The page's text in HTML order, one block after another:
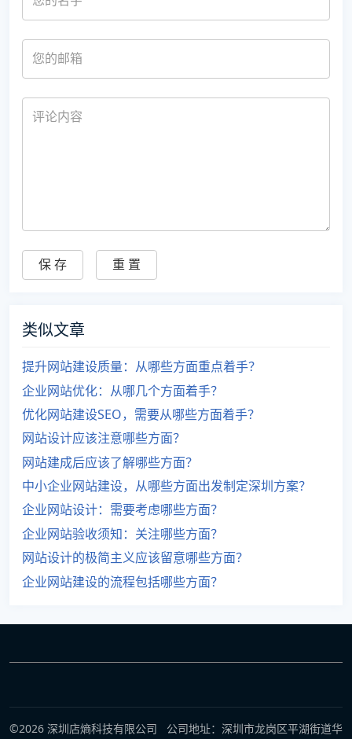
类似文章
提升网站建设质量：从哪些方面重点着手？
企业网站优化：从哪几个方面着手？
优化网站建设SEO，需要从哪些方面着手？
网站设计应该注意哪些方面？
网站建成后应该了解哪些方面？
中小企业网站建设，从哪些方面出发制定深圳方案？
企业网站设计：需要考虑哪些方面？
企业网站验收须知：关注哪些方面？
网站设计的极简主义应该留意哪些方面？
企业网站建设的流程包括哪些方面？
©2026 深圳店熵科技有限公司 公司地址：深圳市龙岗区平湖街道华